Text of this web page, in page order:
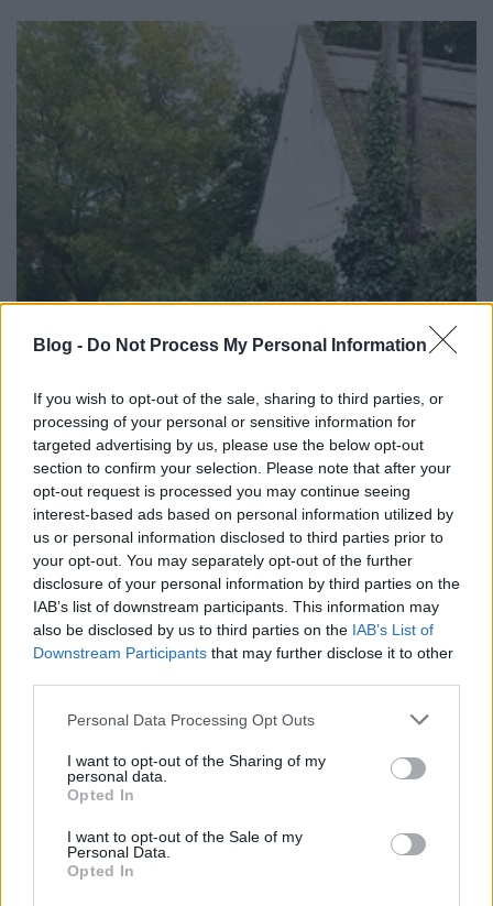
Blog - Do Not Process My Personal Information
If you wish to opt-out of the sale, sharing to third parties, or
processing of your personal or sensitive information for
targeted advertising by us, please use the below opt-out
section to confirm your selection. Please note that after your
opt-out request is processed you may continue seeing
interest-based ads based on personal information utilized by
us or personal information disclosed to third parties prior to
your opt-out. You may separately opt-out of the further
disclosure of your personal information by third parties on the
IAB’s list of downstream participants. This information may
also be disclosed by us to third parties on the IAB’s List of
Downstream Participants that may further disclose it to other
Please note that this website/app uses one or more Google
not limited to your visit or usage behaviour. You may click to
grant or deny consent to Google and its third-party tags to
use your data for below specified purposes in below Google
consent section.
Personal Data Processing Opt Outs
I want to opt-out of the Sharing of my
personal data.
Opted In
I want to opt-out of the Sale of my
Personal Data.
Opted In
A faluba érve gyanús volt, hogy hamarosan célba